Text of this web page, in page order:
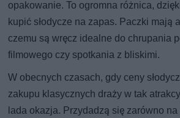
opakowanie. To ogromna różnica,
kupić słodycze na zapas. Paczki mają
czemu są wręcz idealne do chrupania
filmowego czy spotkania z bliskimi.
W obecnych czasach, gdy ceny
zakupu klasycznych draży w tak
lada okazja. Przydadzą się zarówno